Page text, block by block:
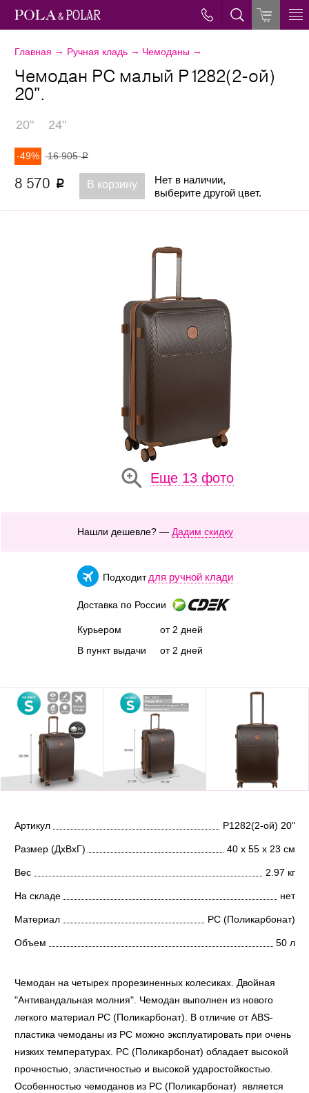
Главная → Ручная кладь → Чемоданы →
Еще 13 фото
Чемодан PC малый Р1282(2-ой)
20".
20" 24"
-49% 16 905p
8 570 p В корзину
Нет в наличии,
выберите другой цвет.
Нашли дешевле? — Дадим скидку
Подходит для ручной клади
Доставка по России
Курьером
В пункт выдачи
от 2 дней
от 2 дней
Артикул Р1282(2-ой) 20"
Размер (ДхВхГ) 40 х 55 х 23 см
Вес 2.97 кг
На складе нет
Материал PC (Поликарбонат)
Объем 50 л
Чемодан на четырех прорезиненных колесиках. Двойная
"Антивандальная молния". Чемодан выполнен из нового
легкого материал PC (Поликарбонат). В отличие от ABS-
пластика чемоданы из PC можно эксплуатировать при очень
низких температурах. PC (Поликарбонат) обладает высокой
прочностью, эластичностью и высокой ударостойкостью.
Особенностью чемоданов из PC (Поликарбонат) является